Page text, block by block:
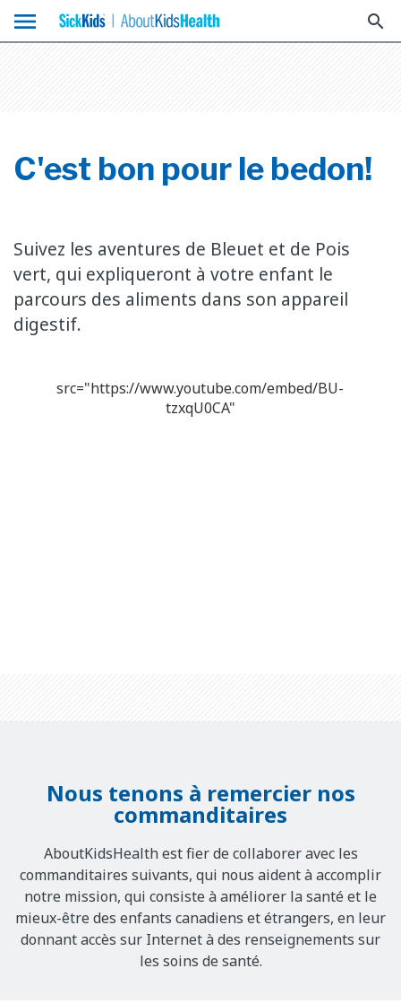
menu search
C'est bon pour le bedon!
Suivez les aventures de Bleuet et de Pois
vert, qui expliqueront à votre enfant le
parcours des aliments dans son appareil
digestif.
src="https://www.youtube.com/embed/BU-
tzxqU0CA"
Nous tenons à remercier nos
commanditaires
AboutKidsHealth est fier de collaborer avec les
commanditaires suivants, qui nous aident à accomplir
notre mission, qui consiste à améliorer la santé et le
mieux-être des enfants canadiens et étrangers, en leur
donnant accès sur Internet à des renseignements sur
les soins de santé.